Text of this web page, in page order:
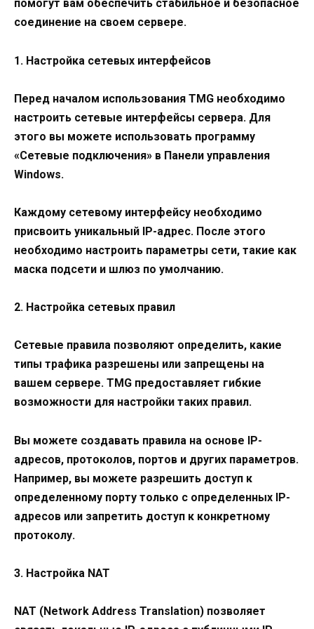
помогут вам обеспечить стабильное и безопасное
соединение на своем сервере.
1. Настройка сетевых интерфейсов
Перед началом использования TMG необходимо
настроить сетевые интерфейсы сервера. Для
этого вы можете использовать программу
«Сетевые подключения» в Панели управления
Windows.
Каждому сетевому интерфейсу необходимо
присвоить уникальный IP-адрес. После этого
необходимо настроить параметры сети, такие как
маска подсети и шлюз по умолчанию.
2. Настройка сетевых правил
Сетевые правила позволяют определить, какие
типы трафика разрешены или запрещены на
вашем сервере. TMG предоставляет гибкие
возможности для настройки таких правил.
Вы можете создавать правила на основе IP-
адресов, протоколов, портов и других параметров.
Например, вы можете разрешить доступ к
определенному порту только с определенных IP-
адресов или запретить доступ к конкретному
протоколу.
3. Настройка NAT
NAT (Network Address Translation) позволяет